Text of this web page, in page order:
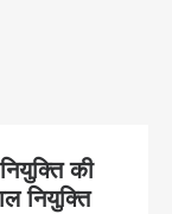
की
नियुक्ति